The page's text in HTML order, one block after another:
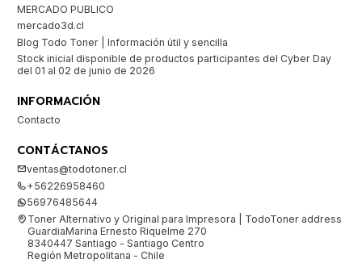
MERCADO PUBLICO
mercado3d.cl
Blog Todo Toner | Información útil y sencilla
Stock inicial disponible de productos participantes del Cyber Day
del 01 al 02 de junio de 2026
INFORMACIÓN
Contacto
CONTÁCTANOS
ventas@todotoner.cl
+56226958460
56976485644
Toner Alternativo y Original para Impresora | TodoToner address
GuardiaMarina Ernesto Riquelme 270
8340447 Santiago - Santiago Centro
Región Metropolitana - Chile